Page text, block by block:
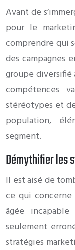
Avant de
pour le
comprendre qui
des campagnes
groupe diversifié
compétences
stéréotypes et
population,
segment.
Démythifier les
Il est aisé de
ce qui concerne
âgée
seulement
stratégies